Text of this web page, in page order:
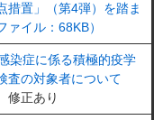
措置」（第4弾）を踏ま
イル：68KB）
染症に係る積極的疫学
査の対象者について
修正あり